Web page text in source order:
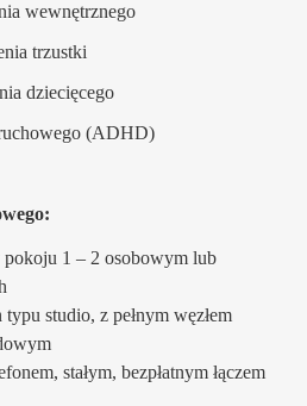
wewnętrznego
trzustki
dziecięcego
(ADHD)
1 – 2 osobowym lub
studio, z pełnym węzłem
stałym, bezpłatnym łączem